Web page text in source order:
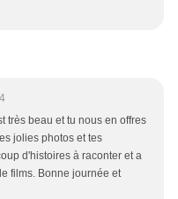
très beau et tu nous en offres
jolies photos et tes
d'histoires à raconter et a
films. Bonne journée et